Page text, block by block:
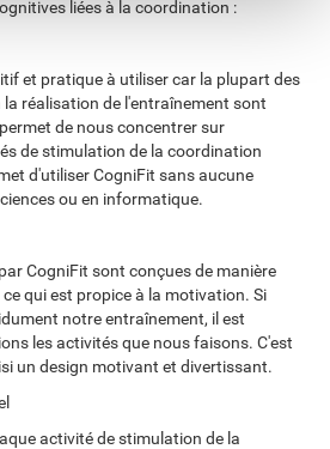
liées à la coordination :
et pratique à utiliser car la plupart des
la réalisation de l'entraînement sont
de nous concentrer sur
de stimulation de la coordination
d'utiliser CogniFit sans aucune
ou en informatique.
CogniFit sont conçues de manière
qui est propice à la motivation. Si
notre entraînement, il est
les activités que nous faisons. C'est
un design motivant et divertissant.
activité de stimulation de la